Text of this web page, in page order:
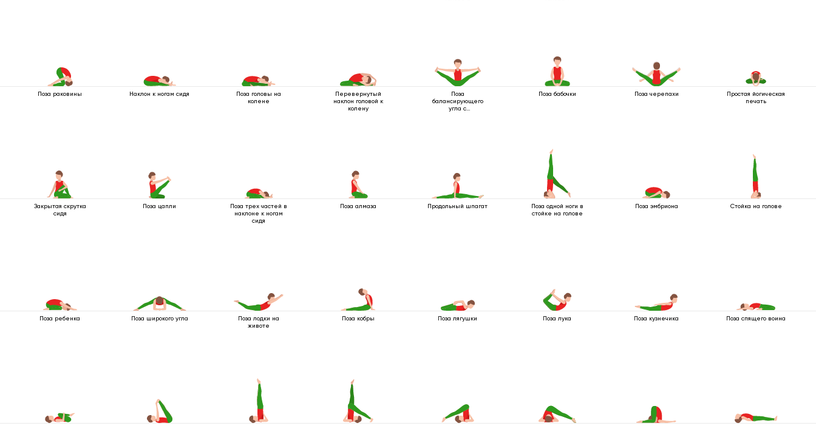
Поза раковины Наклон к ногам сидя
Поза головы на
колене
Перевернутый
наклон головой к
колену
Поза
балансирующего
угла с
Поза бабочки Поза черепахи
Простая йогическая
печать
Закрытая скрутка
сидя
Поза цапли
Поза трех частей в
наклоне к ногам
сидя
Поза алмаза Продольный шпагат
Поза одной ноги в
стойке на голове
Поза эмбриона Стойка на голове
Поза ребенка Поза широкого угла
Поза лодки на
животе
Поза кобры Поза лягушки Поза лука Поза кузнечика Поза спящего воина